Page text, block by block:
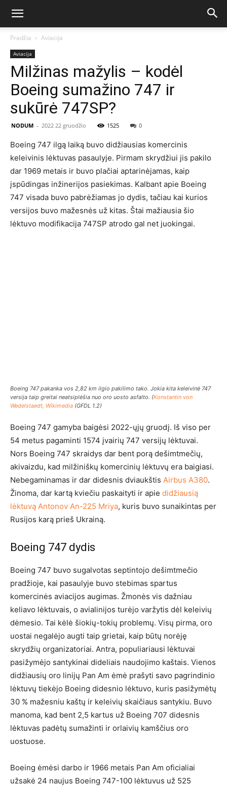
Pradžia Aviacija
Aviacija
Milžinas mažylis – kodėl
Boeing sumažino 747 ir
sukūrė 747SP?
NODUM - 2022 22 gruodžio 1525 0
Boeing 747 ilgą laiką buvo didžiausias komercinis
keleivinis lėktuvas pasaulyje. Pirmam skrydžiui jis pakilo
dar 1969 metais ir buvo plačiai aptarinėjamas, kaip
įspūdingas inžinerijos pasiekimas. Kalbant apie Boeing
747 visada buvo pabrėžiamas jo dydis, tačiau kai kurios
versijos buvo mažesnės už kitas. Štai mažiausia šio
lėktuvo modifikacija 747SP atrodo gal net juokingai.
Boeing 747 pakanka vos 2,82 km ilgio pakilimo tako. Jokia kita keleivinė 747
versija taip greitai neatsiplėšia nuo oro uosto asfalto. (Konstantin von
Wedelstaedt, Wikimedia (GFDL 1.2)
Boeing 747 gamyba baigėsi 2022-ųjų gruodį. Iš viso per
54 metus pagaminti 1574 įvairių 747 versijų lėktuvai.
Nors Boeing 747 skraidys dar bent porą dešimtmečių,
akivaizdu, kad milžiniškų komercinių lėktuvų era baigiasi.
Nebegaminamas ir dar didesnis dviaukštis Airbus A380.
Žinoma, dar kartą kviečiu paskaityti ir apie didžiausią
lėktuvą Antonov An-225 Mriya, kuris buvo sunaikintas per
Rusijos karą prieš Ukrainą.
Boeing 747 dydis
Boeing 747 buvo sugalvotas septintojo dešimtmečio
pradžioje, kai pasaulyje buvo stebimas spartus
komercinės aviacijos augimas. Žmonės vis dažniau
keliavo lėktuvais, o avialinijos turėjo varžytis dėl keleivių
dėmesio. Tai kėlė šiokių-tokių problemų. Visų pirma, oro
uostai negalėjo augti taip grietai, kaip būtų norėję
skrydžių organizatoriai. Antra, populiariausi lėktuvai
pasižymėjo santykinai dideliais naudojimo kaštais. Vienos
didžiausių oro linijų Pan Am ėmė prašyti savo pagrindinio
lėktuvų tiekėjo Boeing didesnio lėktuvo, kuris pasižymėtų
30 % mažesniu kaštų ir keleivių skaičiaus santykiu. Buvo
manoma, kad bent 2,5 kartus už Boeing 707 didesnis
lėktuvas padėtų sumažinti ir orlaivių kamščius oro
uostuose.
Boeing ėmėsi darbo ir 1966 metais Pan Am oficialiai
užsakė 24 naujus Boeing 747-100 lėktuvus už 525